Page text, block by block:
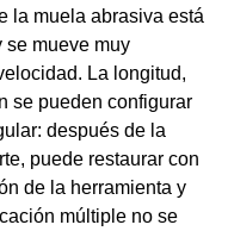
la muela abrasiva está
se mueve muy
La longitud,
se pueden configurar
después de la
puede restaurar con
de la herramienta y
múltiple no se